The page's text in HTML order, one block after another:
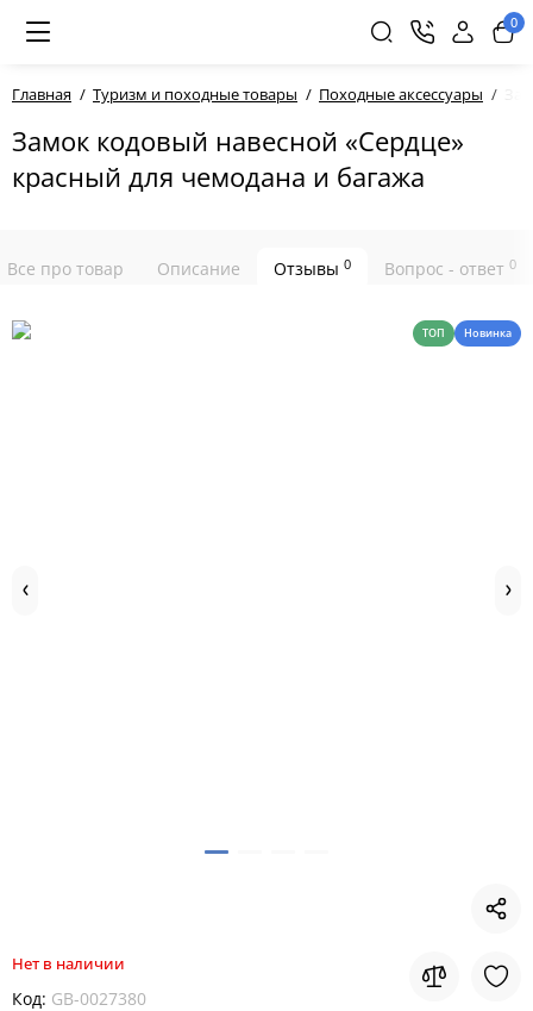
0
Главная Туризм и походные товары Походные аксессуары
Замок кодовый навесной «Сердце»
красный для чемодана и багажа
Все про товар Описание Отзывы 0 Вопрос - ответ 0
ТОП Новинка
Нет в наличии
Код: GB-0027380